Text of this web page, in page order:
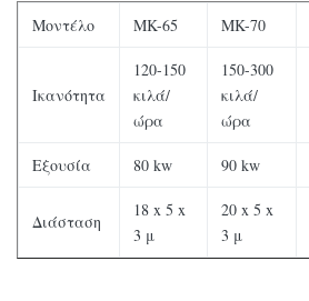
Μοντέλο MK-65 MK-70
Ικανότητα
120-150
κιλά/
ώρα
150-300
κιλά/
ώρα
Εξουσία 80 kw 90 kw
Διάσταση
18 x 5 x
3 μ
20 x 5 x
3 μ